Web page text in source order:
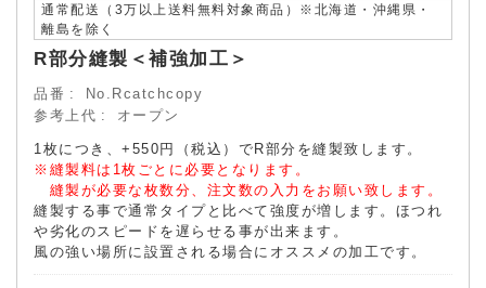
通常配送（3万以上送料無料対象商品）※北海道・沖縄県・
離島を除く
R部分縫製＜補強加工＞
品番
No.Rcatchcopy
参考上代
オープン
1枚につき、+550円（税込）でR部分を縫製致します。
※縫製料は1枚ごとに必要となります。
縫製が必要な枚数分、注文数の入力をお願い致します。
縫製する事で通常タイプと比べて強度が増します。ほつれ
や劣化のスピードを遅らせる事が出来ます。
風の強い場所に設置される場合にオススメの加工です。